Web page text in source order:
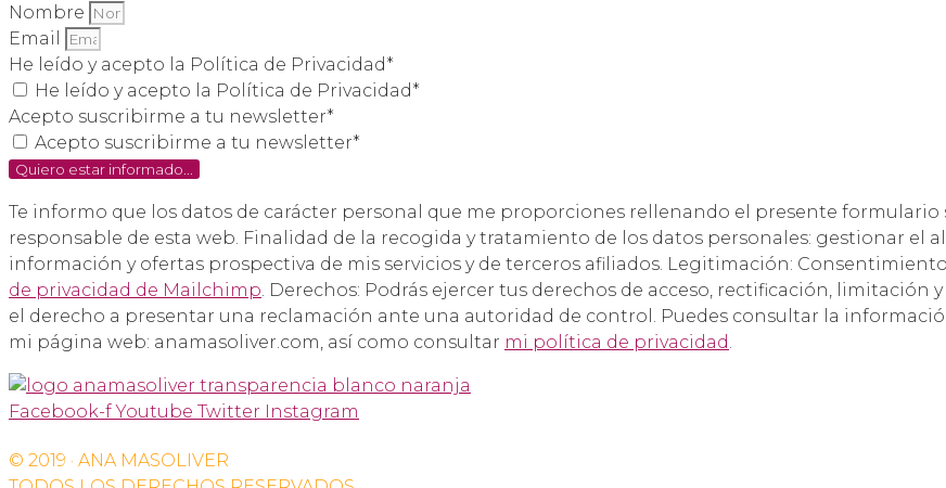
Nombre
Email
He leído y acepto la Política de Privacidad*
He leído y acepto la Política de Privacidad*
Acepto suscribirme a tu newsletter*
Acepto suscribirme a tu newsletter*
Quiero estar informado...
Te informo que los datos de carácter personal que me proporciones rellenando el presente formulario
responsable de esta web. Finalidad de la recogida y tratamiento de los datos personales: gestionar el
información y ofertas prospectiva de mis servicios y de terceros afiliados. Legitimación:
de privacidad de Mailchimp. Derechos: Podrás ejercer tus derechos de acceso, rectificación, limitación
el derecho a presentar una reclamación ante una autoridad de control. Puedes consultar la
mi página web: anamasoliver.com, así como consultar mi política de privacidad.
Facebook-f Youtube Twitter Instagram
© 2019 · ANA MASOLIVER